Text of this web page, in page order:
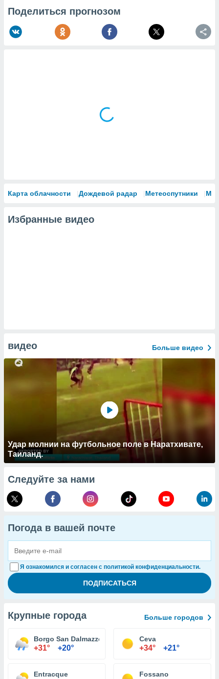
Поделиться прогнозом
Карта облачности Дождевой радар Метеоспутники
Избранные видео
видео Больше видео
Удар молнии на футбольное поле в Наратхивате,
Таиланд.
Следуйте за нами
Погода в вашей почте
Я ознакомился и согласен с политикой конфиденциальности.
Крупные города Больше городов
Borgo San Dalmazzo
+31° +20°
Ceva
+34° +21°
Entracque Fossano